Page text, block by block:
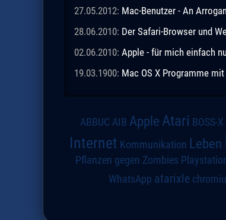
27.05.2012: Mac-Benutzer - An
28.06.2010: Der Safari-Browser und
02.06.2010: Apple - für mich einfach
19.03.1900: Mac OS X Programme
ABBUC AIB Apple Atari BOSS-X
Internet Kommunikation Leben
Pflanzen gegen Zombies
WhatsApp atarixle